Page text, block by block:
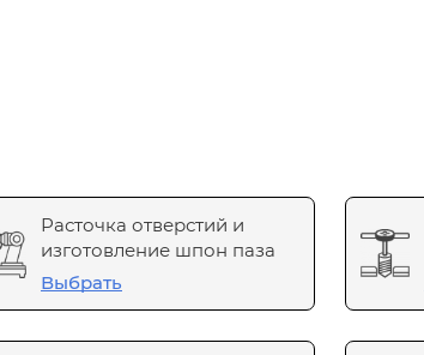
Расточка отверстий и
изготовление шпон паза
Выбрать